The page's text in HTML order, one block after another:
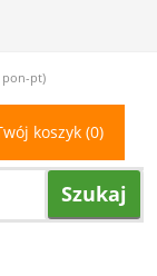
pon-pt)
koszyk (0)
Szukaj